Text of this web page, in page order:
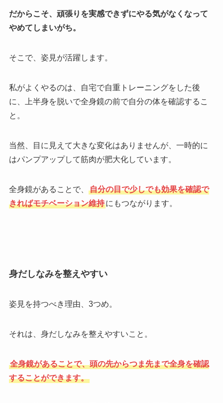
だからこそ、頑張りを実感できずにやる気がなくなって
やめてしまいがち。
そこで、姿見が活躍します。
私がよくやるのは、自宅で自重トレーニングをした後
に、上半身を脱いで全身鏡の前で自分の体を確認するこ
と。
当然、目に見えて大きな変化はありませんが、一時的に
はパンプアップして筋肉が肥大化しています。
全身鏡があることで、
自分の目で少しでも効果を確認で
きればモチベーション維持にもつながります。
身だしなみを整えやすい
姿見を持つべき理由、3つめ。
それは、身だしなみを整えやすいこと。
全身鏡があることで、頭の先からつま先まで全身を確認
することができます。